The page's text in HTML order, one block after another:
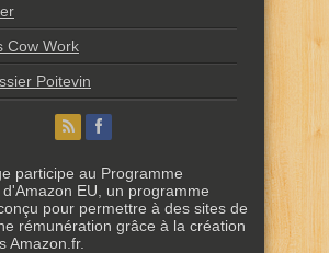
Cow Work
Poitevin
participe au Programme
EU, un programme
pour permettre à des sites de
rémunération grâce à la création
Amazon.fr.